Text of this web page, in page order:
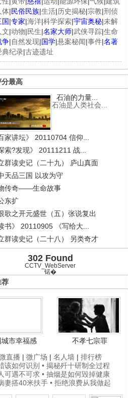
体|民俗民族|生活|历史揭秘|宗教|刑侦
国|专家|海洋|科学探索|宇宙奥秘|未解
文|动物|民生|名家大师|武侠寻踪|生命
争|自然发现|国学|悬案秘闻|事件|名著
典纪录|古迹遗址
最高
石油的力量...
石油是人类社会...
家讲坛》 20110704 信仰...
索?发现》 20111211 战...
群读史记（二十九） 庐山真面
天品三国 以攻为守
传奇——生命故事
东扩
歌之开元盛世（五）张说复出
书》 20110905 《写给大...
群读史记（二十八） 另类奇才
302 Found
CCTV_WebServer
锘�
荐
城市幸福感
不孝七宗罪
直播 | 微广场 | 名人墙 | 排行榜
该如何识别 • 揭秘歼十研制全过程
可遇不可求 • 抽烟是如何毁掉健康
妻搭40米扶手 • 拒绝浪费从我做起
《经典人..